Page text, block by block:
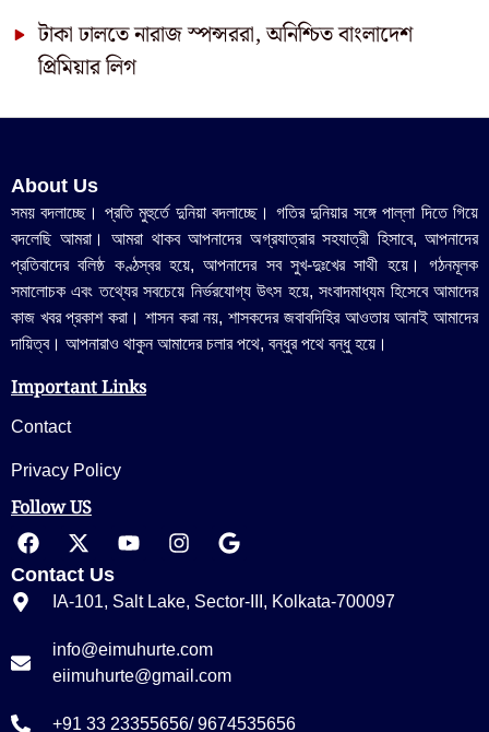
টাকা ঢালতে নারাজ স্পন্সররা, অনিশ্চিত বাংলাদেশ
প্রিমিয়ার লিগ
About Us
সময় বদলাচ্ছে। প্রতি মুহুর্তে দুনিয়া বদলাচ্ছে। গতির দুনিয়ার সঙ্গে পাল্লা দিতে গিয়ে
বদলেছি আমরা। আমরা থাকব আপনাদের অগ্রযাত্রার সহযাত্রী হিসাবে, আপনাদের
প্রতিবাদের বলিষ্ঠ কণ্ঠস্বর হয়ে, আপনাদের সব সুখ-দুঃখের সাথী হয়ে। গঠনমূলক
সমালোচক এবং তথ্যের সবচেয়ে নির্ভরযোগ্য উ‍ৎস হয়ে, সংবাদমাধ্যম হিসেবে আমাদের
কাজ খবর প্রকাশ করা। শাসন করা নয়, শাসকদের জবাবদিহির আওতায় আনাই আমাদের
দায়িত্ব। আপনারাও থাকুন আমাদের চলার পথে, বন্ধুর পথে বন্ধু হয়ে।
Important Links
Contact
Privacy Policy
Follow US
Contact Us
IA-101, Salt Lake, Sector-III, Kolkata-700097
info@eimuhurte.com
eiimuhurte@gmail.com
+91 33 23355656/ 9674535656